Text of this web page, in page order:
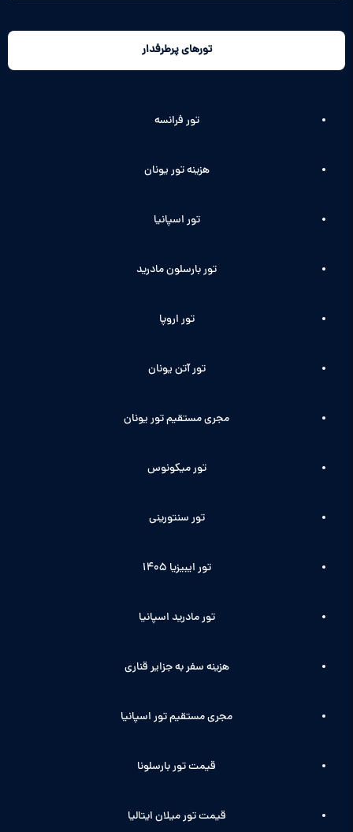
تورهای پرطرفدار
تور فرانسه
هزینه تور یونان
تور اسپانیا
تور بارسلون مادرید
تور اروپا
تور آتن یونان
مجری مستقیم تور یونان
تور میکونوس
تور سنتورینی
تور ایبیزیا 1405
تور مادرید اسپانیا
هزینه سفر به جزایر قناری
مجری مستقیم تور اسپانیا
قیمت تور بارسلونا
قیمت تور میلان ایتالیا